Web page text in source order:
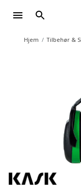
Hjem Tilbehør &